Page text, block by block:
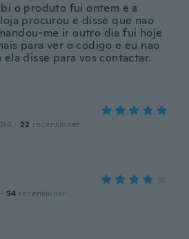
o produto fui ontem e a
procurou e disse que nao
me ir outro dia fui hoje
para ver o codigo e eu nao
ela disse para vos contactar.
· 22 recensioner
· 54 recensioner